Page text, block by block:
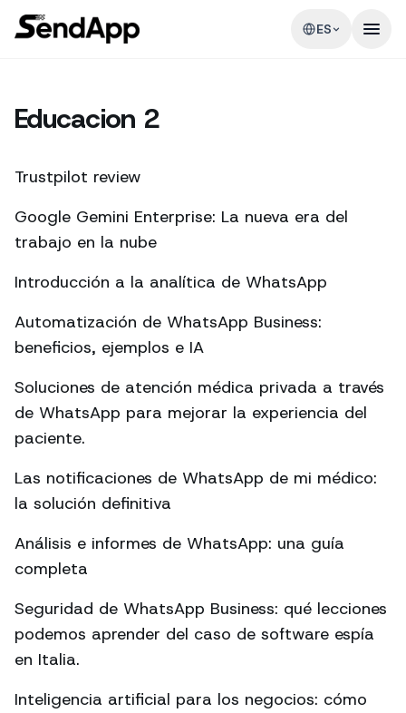
ES
Educacion 2
Trustpilot review
Google Gemini Enterprise: La nueva era del
trabajo en la nube
Introducción a la analítica de WhatsApp
Automatización de WhatsApp Business:
beneficios, ejemplos e IA
Soluciones de atención médica privada a través
de WhatsApp para mejorar la experiencia del
paciente.
Las notificaciones de WhatsApp de mi médico:
la solución definitiva
Análisis e informes de WhatsApp: una guía
completa
Seguridad de WhatsApp Business: qué lecciones
podemos aprender del caso de software espía
en Italia.
Inteligencia artificial para los negocios: cómo